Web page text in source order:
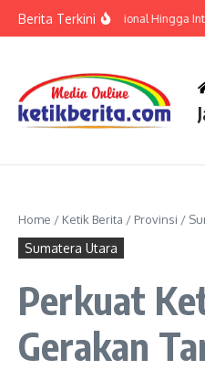
Berita Terkini
Prestasi Nasional Hingga
Home / Ketik Berita / Provinsi /
Sumatera Utara
Perkuat
Gerakan